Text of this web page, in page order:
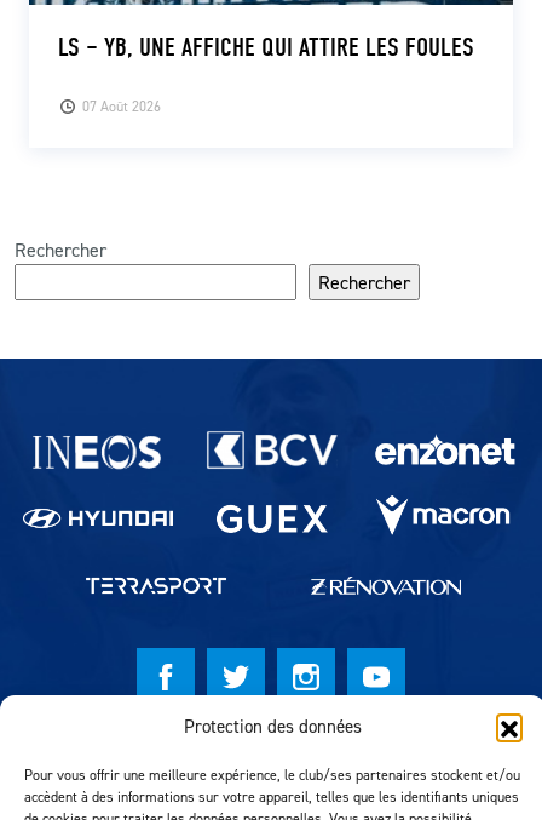
Protection des données
Pour vous offrir une meilleure expérience, le club/ses partenaires stockent et/ou
accèdent à des informations sur votre appareil, telles que les identifiants uniques
07 Août 2026
LS – YB, UNE AFFICHE QUI ATTIRE LES FOULES
Rechercher
Rechercher
Partenaires du lausanne-Sport
Réalisation MTM Agency